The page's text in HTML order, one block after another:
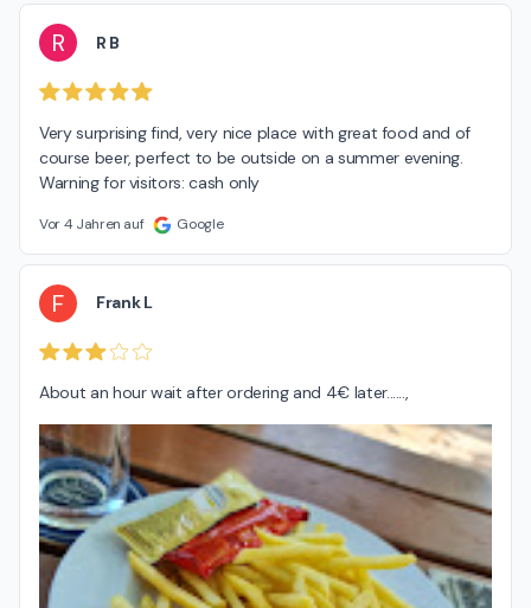
R R B
Very surprising find, very nice place with great food and of
course beer, perfect to be outside on a summer evening.
Warning for visitors: cash only
Vor 4 Jahren auf Google
F Frank L
About an hour wait after ordering and 4€ later......,